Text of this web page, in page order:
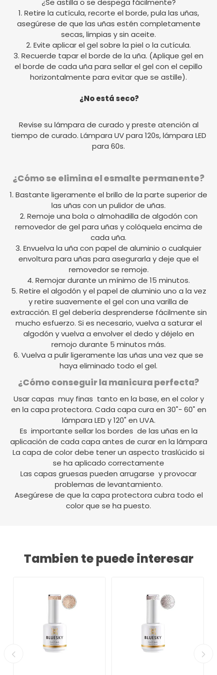
¿Se astilla o se despega fácilmente?
1. Retire la cutícula, recorte el borde, pula las uñas,
asegúrese de que las uñas estén completamente
secas, limpias y sin aceite.
2. Evite aplicar el gel sobre la piel o la cutícula.
3. Recuerde tapar el borde de la uña. (Aplique gel en
el borde de cada uña para sellar el gel con el cepillo
horizontalmente para evitar que se astille).
¿No está seco?
Revise su lámpara de curado y preste atención al
tiempo de curado. Lámpara UV para 120s, lámpara LED
para 60s.
¿Cómo se elimina el esmalte permanente?
1. Bastante ligeramente el brillo de la parte superior de
las uñas con un pulidor de uñas.
2. Remoje una bola o almohadilla de algodón con
removedor de gel para uñas y colóquela encima de
cada uña.
3. Envuelva la uña con papel de aluminio o cualquier
envoltura para uñas para asegurarla y deje que el
removedor se remoje.
4. Remojar durante un mínimo de 15 minutos.
5. Retire el algodón y el papel de aluminio uno a la vez
y retire suavemente el gel con una varilla de
extracción. El gel debería desprenderse fácilmente sin
mucho esfuerzo. Si es necesario, vuelva a saturar el
algodón y vuelva a envolver el dedo y déjelo en
remojo durante 5 minutos más.
6. Vuelva a pulir ligeramente las uñas una vez que se
haya eliminado todo el gel.
¿Cómo conseguir la manicura perfecta?
Usar capas muy finas tanto en la base, en el color y
en la capa protectora. Cada capa cura en 30"- 60" en
lámpara LED y 120" en UVA.
Es importante sellar los bordes de las uñas en la
aplicación de cada capa antes de curar en la lámpara
La capa de color debe tener un aspecto traslúcido si
se ha aplicado correctamente
Las capas gruesas pueden arrugarse y provocar
problemas de levantamiento.
Asegúrese de que la capa protectora cubra todo el
color que se ha puesto.
Tambien te puede interesar